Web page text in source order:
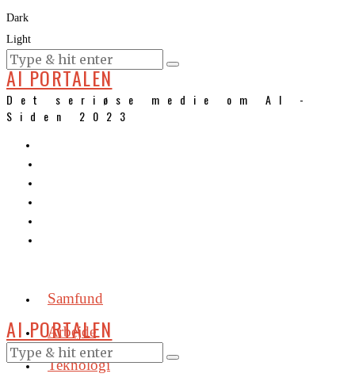
Dark
Light
KURSER
AI PORTALEN
Det seriøse medie om AI -
Siden 2023
Samfund
Arbejde
Teknologi
AI PORTALEN